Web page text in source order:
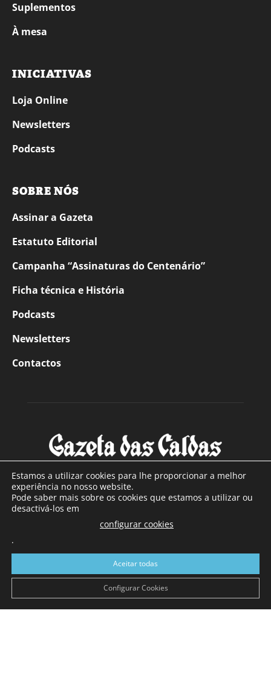
Suplementos
À mesa
INICIATIVAS
Loja Online
Newsletters
Podcasts
SOBRE NÓS
Assinar a Gazeta
Estatuto Editorial
Campanha “Assinaturas do Centenário”
Ficha técnica e História
Podcasts
Newsletters
Contactos
SOBRE NÓS
Com sede nas Caldas da Rainha e mais de 90 anos de
a sul de distrito de Leiria, com mais de 40.000 leitores por
toda a região Oeste. Jornal com distribuição em Portugal
Continental e assinatura online.
Estamos a utilizar cookies para lhe proporcionar a melhor
experiência no nosso website.
Pode saber mais sobre os cookies que estamos a utilizar ou
desactivá-los em
configurar cookies
.
Aceitar todas
Configurar Cookies